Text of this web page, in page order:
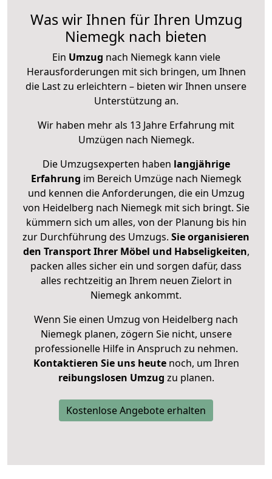
Was wir Ihnen für Ihren Umzug
Niemegk nach bieten
Ein Umzug nach Niemegk kann viele
Herausforderungen mit sich bringen, um Ihnen
die Last zu erleichtern – bieten wir Ihnen unsere
Unterstützung an.
Wir haben mehr als 13 Jahre Erfahrung mit
Umzügen nach Niemegk.
Die Umzugsexperten haben langjährige
Erfahrung im Bereich Umzüge nach Niemegk
und kennen die Anforderungen, die ein Umzug
von Heidelberg nach Niemegk mit sich bringt. Sie
kümmern sich um alles, von der Planung bis hin
zur Durchführung des Umzugs. Sie organisieren
den Transport Ihrer Möbel und Habseligkeiten,
packen alles sicher ein und sorgen dafür, dass
alles rechtzeitig an Ihrem neuen Zielort in
Niemegk ankommt.
Wenn Sie einen Umzug von Heidelberg nach
Niemegk planen, zögern Sie nicht, unsere
professionelle Hilfe in Anspruch zu nehmen.
Kontaktieren Sie uns heutenoch, um Ihren
reibungslosen Umzug zu planen.
Kostenlose Angebote erhalten